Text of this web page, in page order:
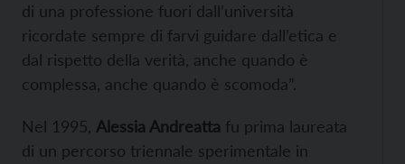
di una professione fuori dall’università
ricordate sempre di farvi guidare dall’etica e
dal rispetto della verità, anche quando è
complessa, anche quando è scomoda”.
Nel 1995, Alessia Andreatta fu prima laureata
di un percorso triennale sperimentale in